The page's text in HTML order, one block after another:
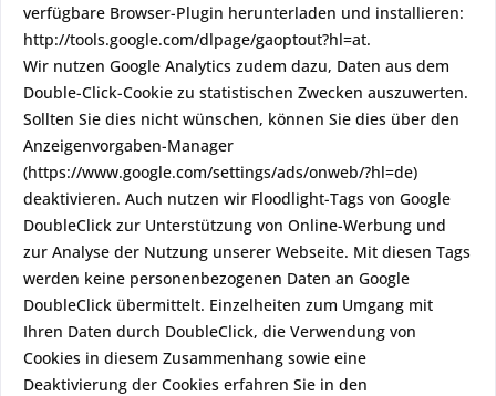
verfügbare Browser-Plugin herunterladen und installieren:
http://tools.google.com/dlpage/gaoptout?hl=at.
Wir nutzen Google Analytics zudem dazu, Daten aus dem
Double-Click-Cookie zu statistischen Zwecken auszuwerten.
Sollten Sie dies nicht wünschen, können Sie dies über den
Anzeigenvorgaben-Manager
(https://www.google.com/settings/ads/onweb/?hl=de)
deaktivieren. Auch nutzen wir Floodlight-Tags von Google
DoubleClick zur Unterstützung von Online-Werbung und
zur Analyse der Nutzung unserer Webseite. Mit diesen Tags
werden keine personenbezogenen Daten an Google
DoubleClick übermittelt. Einzelheiten zum Umgang mit
Ihren Daten durch DoubleClick, die Verwendung von
Cookies in diesem Zusammenhang sowie eine
Deaktivierung der Cookies erfahren Sie in den